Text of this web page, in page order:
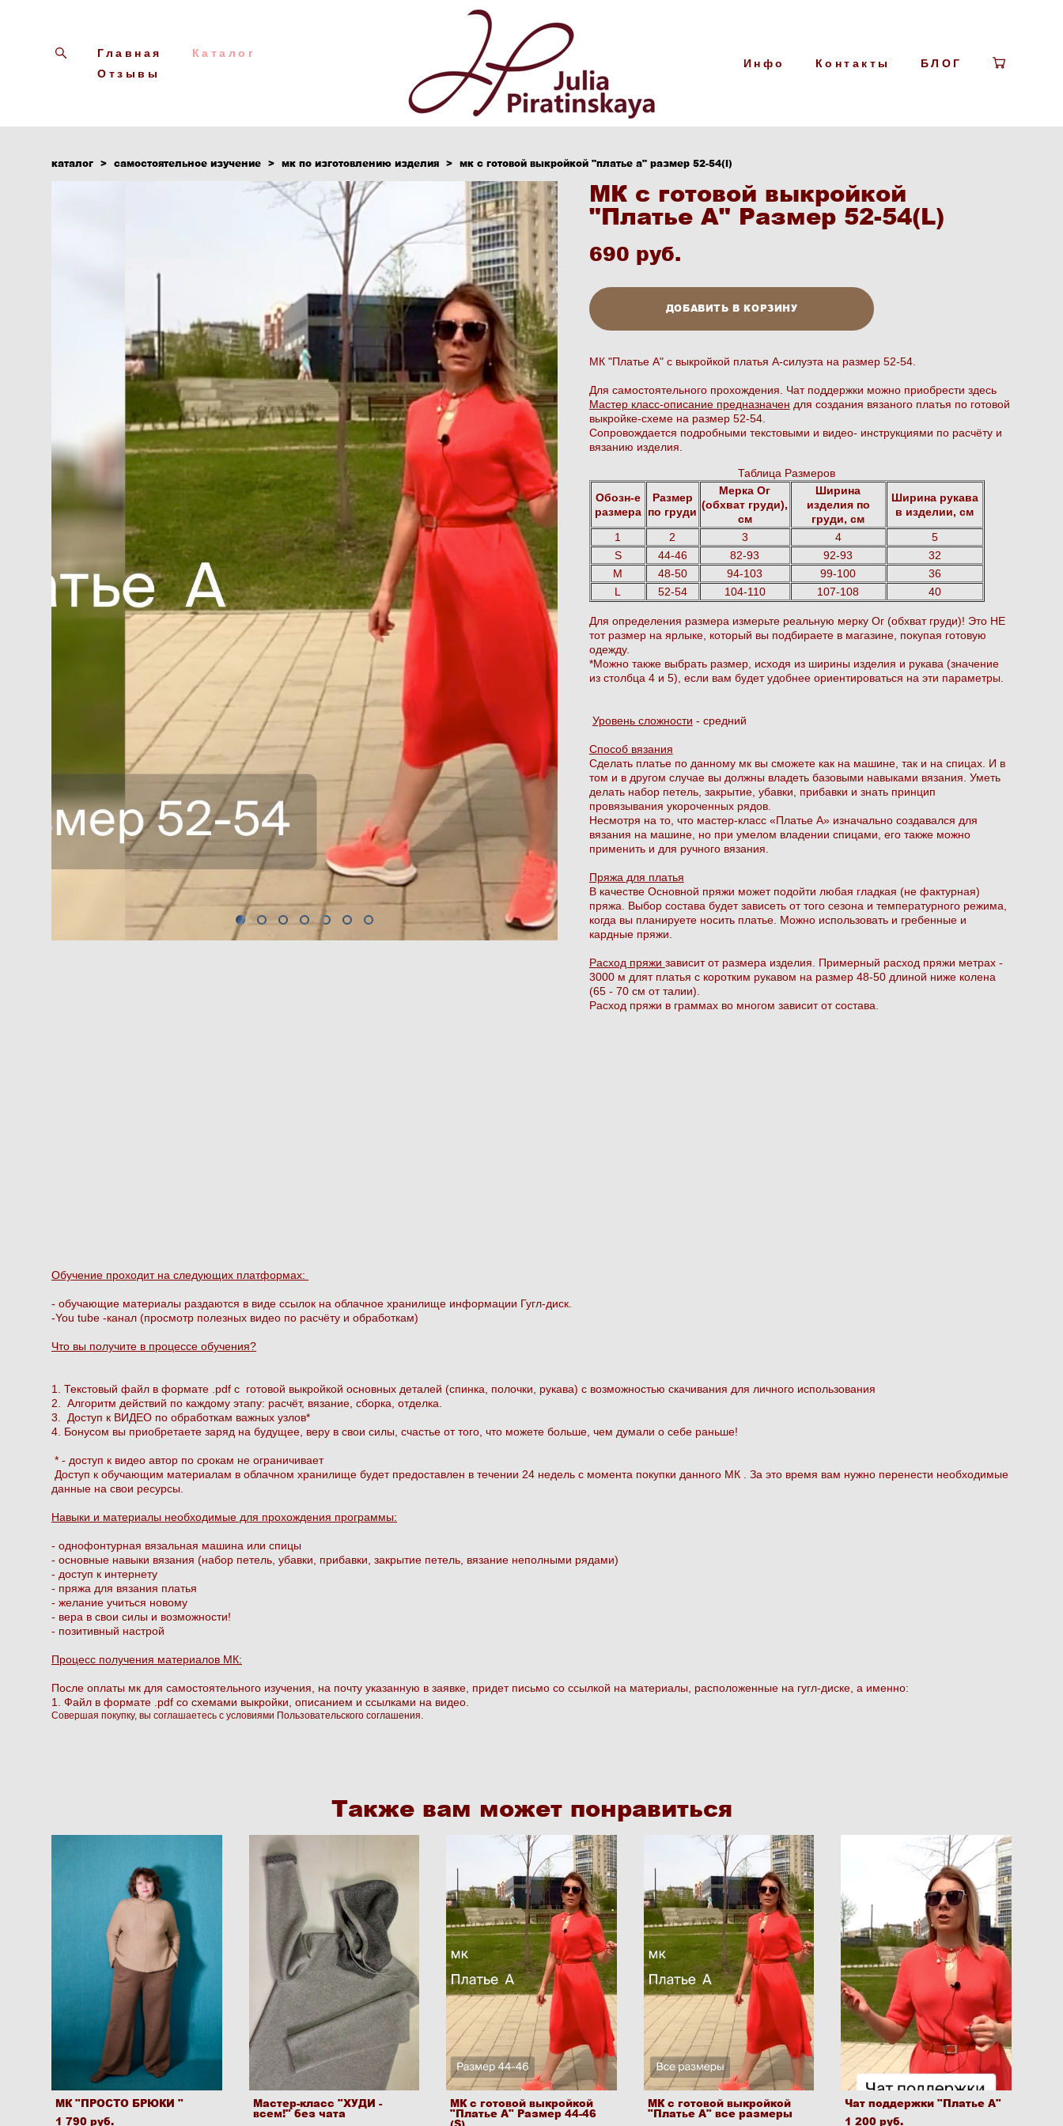
Главная
Каталог
Отзывы
Инфо Контакты БЛОГ
каталог > самостоятельное изучение > мк по изготовлению изделия > мк с готовой выкройкой "платье а" размер 52-54(l)
МК с готовой выкройкой
"Платье А" Размер 52-54(L)
690 pуб.
ДОБАВИТЬ В КОРЗИНУ
МК "Платье А" с выкройкой платья А-силуэта на размер 52-54.
Для самостоятельного прохождения. Чат поддержки можно приобрести здесь
Мастер класс-описание предназначен для создания вязаного платья по готовой
выкройке-схеме на размер 52-54.
Сопровождается подробными текстовыми и видео- инструкциями по расчёту и
вязанию изделия.
Таблица Размеров
Обозн-е
размера
Размер
по груди
Мерка Ог
(обхват груди),
см
Ширина
изделия по
груди, см
Ширина рукава
в изделии, см
1
2 3 4
5
S
44-46 82-93 92-93
32
M
48-50 94-103 99-100
36
L
52-54 104-110 107-108 40
Для определения размера измерьте реальную мерку Ог (обхват груди)! Это НЕ
тот размер на ярлыке, который вы подбираете в магазине, покупая готовую
одежду.
*Можно также выбрать размер, исходя из ширины изделия и рукава (значение
из столбца 4 и 5), если вам будет удобнее ориентироваться на эти параметры.
Уровень сложности - средний
Способ вязания
Сделать платье по данному мк вы сможете как на машине, так и на спицах. И в
том и в другом случае вы должны владеть базовыми навыками вязания. Уметь
делать набор петель, закрытие, убавки, прибавки и знать принцип
провязывания укороченных рядов.
Несмотря на то, что мастер-класс «Платье А» изначально создавался для
вязания на машине, но при умелом владении спицами, его также можно
применить и для ручного вязания.
Пряжа для платья
В качестве Основной пряжи может подойти любая гладкая (не фактурная)
пряжа. Выбор состава будет зависеть от того сезона и температурного режима,
когда вы планируете носить платье. Можно использовать и гребенные и
кардные пряжи.
Расход пряжи зависит от размера изделия. Примерный расход пряжи метрах -
3000 м длят платья с коротким рукавом на размер 48-50 длиной ниже колена
(65 - 70 см от талии).
Расход пряжи в граммах во многом зависит от состава.
Обучение проходит на следующих платформах:
- обучающие материалы раздаются в виде ссылок на облачное хранилище информации Гугл-диск.
-You tube -канал (просмотр полезных видео по расчёту и обработкам)
Что вы получите в процессе обучения?
1. Текстовый файл в формате .pdf с готовой выкройкой основных деталей (спинка, полочки, рукава) с возможностью скачивания для личного использования
2. Алгоритм действий по каждому этапу: расчёт, вязание, сборка, отделка.
3. Доступ к ВИДЕО по обработкам важных узлов*
4. Бонусом вы приобретаете заряд на будущее, веру в свои силы, счастье от того, что можете больше, чем думали о себе раньше!
* - доступ к видео автор по срокам не ограничивает
Доступ к обучающим материалам в облачном хранилище будет предоставлен в течении 24 недель с момента покупки данного МК . За это время вам нужно перенести необходимые
данные на свои ресурсы.
Навыки и материалы необходимые для прохождения программы:
- однофонтурная вязальная машина или спицы
- основные навыки вязания (набор петель, убавки, прибавки, закрытие петель, вязание неполными рядами)
- доступ к интернету
- пряжа для вязания платья
- желание учиться новому
- вера в свои силы и возможности!
- позитивный настрой
Процесс получения материалов МК:
После оплаты мк для самостоятельного изучения, на почту указанную в заявке, придет письмо со ссылкой на материалы, расположенные на гугл-диске, а именно:
1. Файл в формате .pdf со схемами выкройки, описанием и ссылками на видео.
Совершая покупку, вы соглашаетесь с условиями Пользовательского соглашения.
Также вам может понравиться
МК "ПРОСТО БРЮКИ "
1 790 pуб.
Мастер-класс "ХУДИ -
всем!" без чата
МК с готовой выкройкой
"Платье А" Размер 44-46
МК с готовой выкройкой
"Платье А" все размеры
Чат поддержки "Платье А"
1 200 pуб.